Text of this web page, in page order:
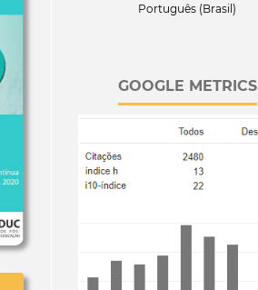
Português (Brasil)
GOOGLE METRICS